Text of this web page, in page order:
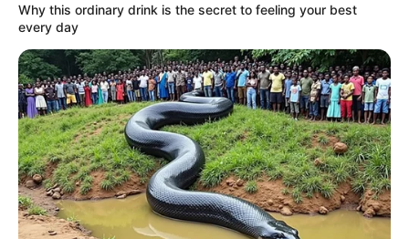
Why this ordinary drink is the secret to feeling your best
every day